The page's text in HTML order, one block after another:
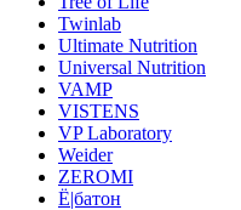
Twinlab
Ultimate Nutrition
Universal Nutrition
VAMP
VISTENS
VP Laboratory
Weider
ZEROMI
Ё|батон